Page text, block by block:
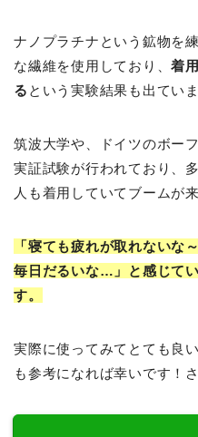
ナノプラチナという鉱物を
な繊維を使用しており、着
る という実験結果も出てい
筑波大学や、ドイツのボー
実証試験が行われており、
人も着用していてブームが
「寝ても疲れが取れないな
毎日だるいな…」と感じて
す。
実際に使ってみてとても良
も参考になれば幸いです！